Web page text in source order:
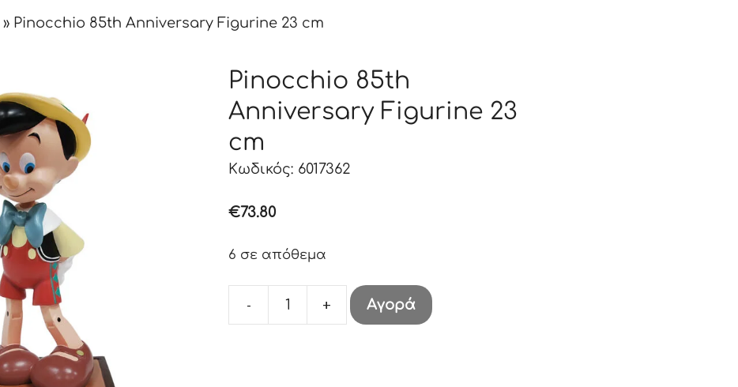
» Pinocchio 85th Anniversary Figurine 23 cm
Pinocchio 85th
Anniversary Figurine 23
cm
Κωδικός: 6017362
€73.80
6 σε απόθεμα
-
Pinocchio
+ Αγορά